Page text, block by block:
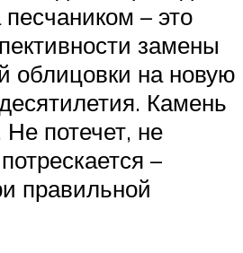
– это
замены
облицовки на новую
Камень
потечет, не
–
правильной